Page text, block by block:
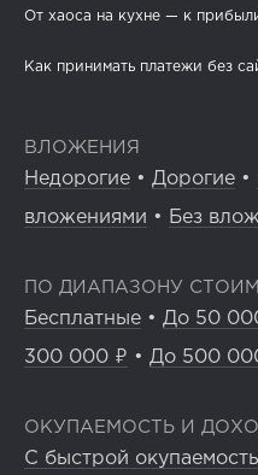
От хаоса на кухне — к
Как принимать платежи без
ВЛОЖЕНИЯ
Недорогие • Дорогие •
вложениями • Без
ПО ДИАПАЗОНУ
Бесплатные • До 50
300 000 ₽ • До 500
ОКУПАЕМОСТЬ И
С быстрой